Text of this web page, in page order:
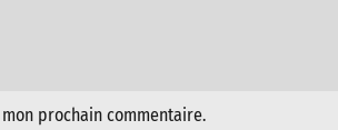
prochain commentaire.